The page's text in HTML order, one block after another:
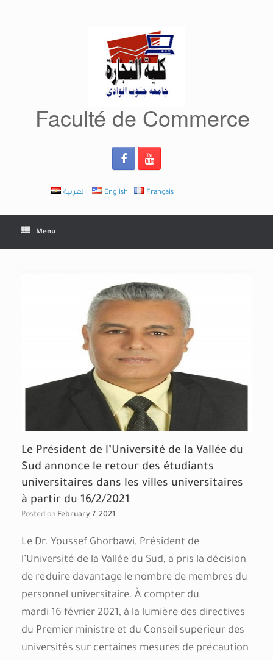
Faculté de Commerce
العربية English Français
Menu
Le Président de l’Université de la Vallée du
Sud annonce le retour des étudiants
universitaires dans les villes universitaires
à partir du 16/2/2021
Posted on February 7, 2021
Le Dr. Youssef Ghorbawi, Président de
l’Université de la Vallée du Sud, a pris la décision
de réduire davantage le nombre de membres du
personnel universitaire. À compter du
mardi 16 février 2021, à la lumière des directives
du Premier ministre et du Conseil supérieur des
universités sur certaines mesures de précaution